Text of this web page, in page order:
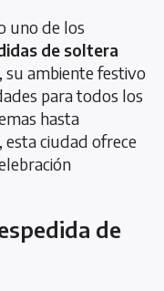
uno de los
de soltera
su ambiente festivo
para todos los
hasta
esta ciudad ofrece
de